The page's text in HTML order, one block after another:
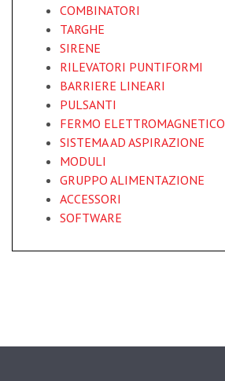
COMBINATORI
TARGHE
SIRENE
RILEVATORI PUNTIFORMI
BARRIERE LINEARI
PULSANTI
FERMO ELETTROMAGNETICO
SISTEMA AD ASPIRAZIONE
MODULI
GRUPPO ALIMENTAZIONE
ACCESSORI
SOFTWARE